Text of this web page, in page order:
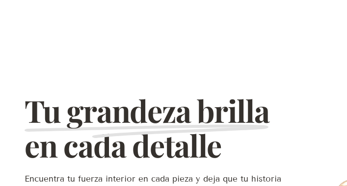
Tu grandeza brilla
en cada detalle
Encuentra tu fuerza interior en cada pieza y deja que tu historia